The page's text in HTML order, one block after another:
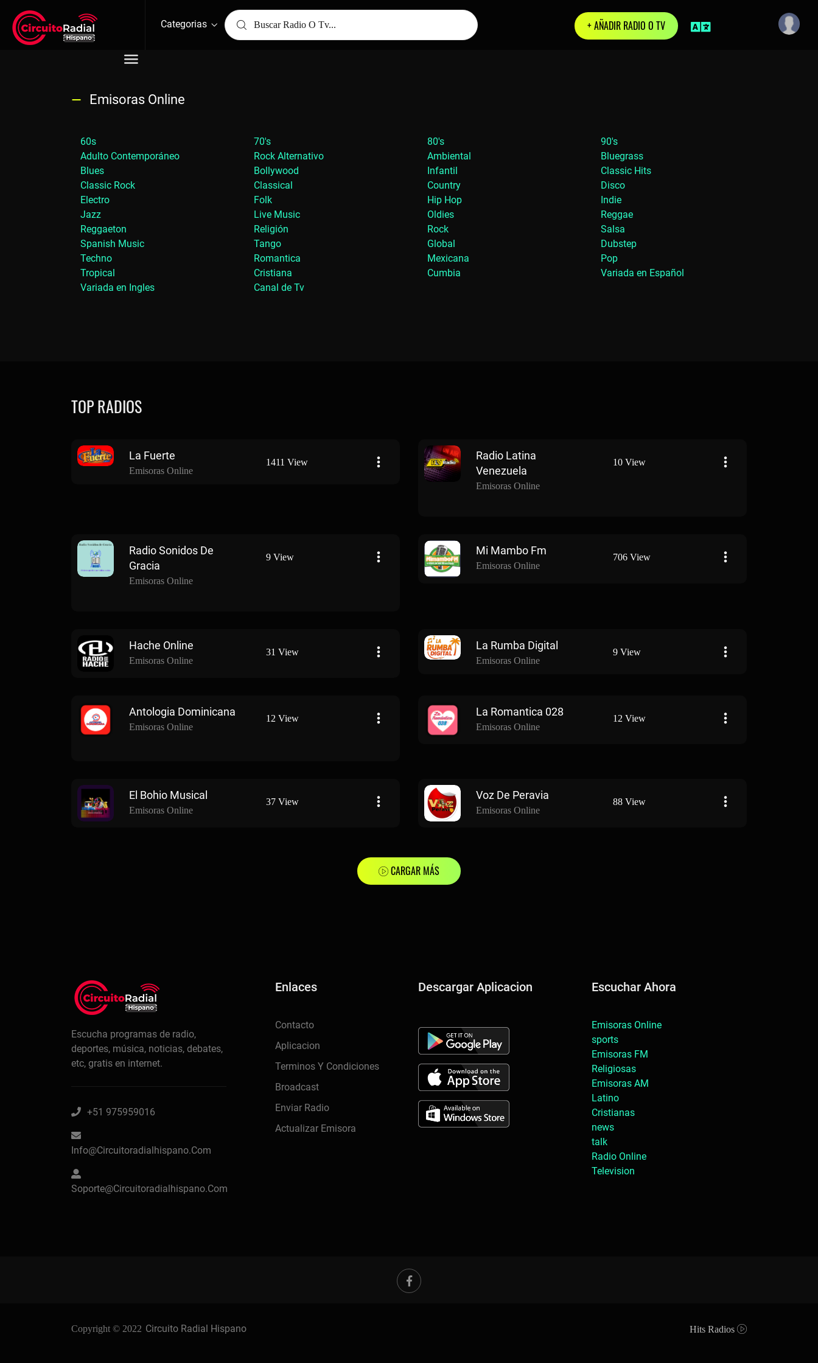
Categorias + AÑADIR RADIO O TV
Emisoras Online
60s 70's 80's
90's
Adulto Contemporáneo
Rock Alternativo Ambiental
Bluegrass
Blues
Bollywood Infantil
Classic Hits
Classic Rock
Classical Country
Disco
Electro
Folk Hip Hop
Indie
Jazz
Live Music Oldies
Reggae
Reggaeton
Religión Rock
Salsa
Spanish Music
Tango Global
Dubstep
Techno
Romantica Mexicana
Pop
Tropical
Cristiana Cumbia
Variada en Español
Variada en Ingles
Canal de Tv
TOP RADIOS
La Fuerte
Emisoras Online
1411 View
Radio Latina
Venezuela
Emisoras Online
10 View
Radio Sonidos De
Gracia
Emisoras Online
9 View
Mi Mambo Fm
Emisoras Online
706 View
Hache Online
Emisoras Online
31 View
La Rumba Digital
Emisoras Online
9 View
Antologia Dominicana
Emisoras Online
12 View
La Romantica 028
Emisoras Online
12 View
El Bohio Musical
Emisoras Online
37 View
Voz De Peravia
Emisoras Online
88 View
CARGAR MÁS
Escucha programas de radio,
deportes, música, noticias, debates,
etc, gratis en internet.
+51 975959016
Info@circuitoradialhispano.com
Soporte@circuitoradialhispano.com
Enlaces
Contacto
Aplicacion
Terminos Y Condiciones
Broadcast
Enviar Radio
Actualizar Emisora
Descargar Aplicacion Escuchar Ahora
Emisoras Online
sports
Emisoras FM
Religiosas
Emisoras AM
Latino
Cristianas
news
talk
Radio Online
Television
Copyright © 2022 Circuito Radial Hispano Hits Radios